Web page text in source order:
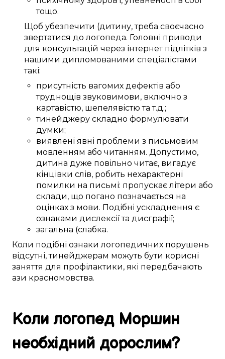
тощо.
Щоб убезпечити (дитину,треба своєчасно
звертатися дологопеда. Головні приводи
для консультацій через інтернет підлітків з
нашими дипломованими спеціалістами
такі:
присутність вагомих дефектів або
труднощів звуковимови, включно з
картавістю, шепелявістю тат.д.;
тинейджеру складно формулювати
думки;
виявлені явні проблеми з письмовим
мовленням або читанням. Допустимо,
дитина дуже повільно читає, вигадує
кінцівки слів, робить нехарактерні
помилки на письмі: пропускаєлітери або
склади, що погано позначається на
оцінках з мови. Подібні ускладнення є
ознаками дислексії та дисграфії;
загальна (слабка.
Коли подібні ознаки логопедичних порушень
відсутні,тинейджерам можуть бути корисні
заняття для профілактики, які передбачають
ази красномовства.
Коли логопед Моршин
необхідний дорослим?